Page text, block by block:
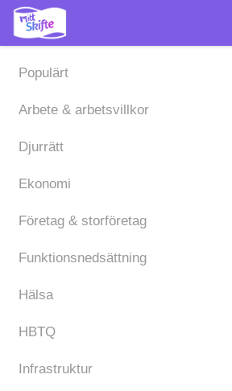
Hoppa
huvudinnehåll
Populärt
Arbete & arbetsvillkor
Djurrätt
Ekonomi
Företag & storföretag
Funktionsnedsättning
Hälsa
HBTQ
Infrastruktur